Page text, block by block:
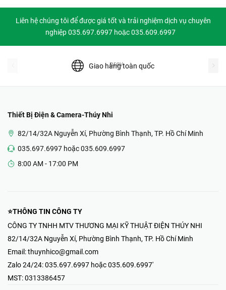
Liên hệ chúng tôi để được giá tốt và trải nghiệm dịch vụ chuyên
nghiệp 035.697.6997 hoặc 035.609.6997
Giao hàng toàn quốc
prev
Thiết Bị Điện & Camera-Thúy Nhi
82/14/32A Nguyễn Xí, Phường Bình Thạnh, TP. Hồ Chí Minh
035.697.6997 hoặc 035.609.6997
8:00 AM - 17:00 PM
⭐THÔNG TIN CÔNG TY
CÔNG TY TNHH MTV THƯƠNG MẠI KỸ THUẬT ĐIỆN THÚY NHI
82/14/32A Nguyễn Xí, Phường Bình Thạnh, TP. Hồ Chí Minh
Email:thuynhico@gmail.com
Zalo 24/24:035.697.6997 hoặc 035.609.6997'
MST:0313386457